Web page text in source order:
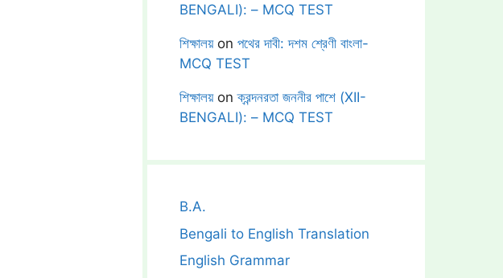
BENGALI): – MCQ TEST
শিক্ষালয়on পথের দাবী: দশম শ্রেণী বাংলা-
MCQ TEST
শিক্ষালয়onক্রন্দনরতা জননীর পাশে (XII-
BENGALI): – MCQ TEST
B.A.
Bengali to English Translation
English Grammar